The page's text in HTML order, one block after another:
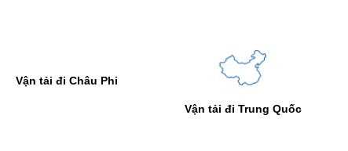
Vận tải đi Trung Quốc Hàng dự án